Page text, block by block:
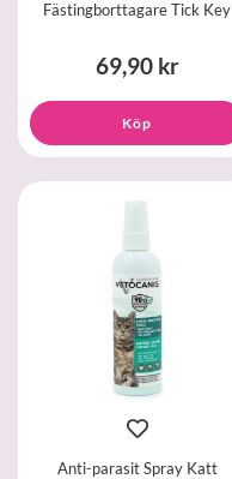
Fästingborttagare Tick Key
69,90 kr
Köp
Anti-parasit Spray Katt